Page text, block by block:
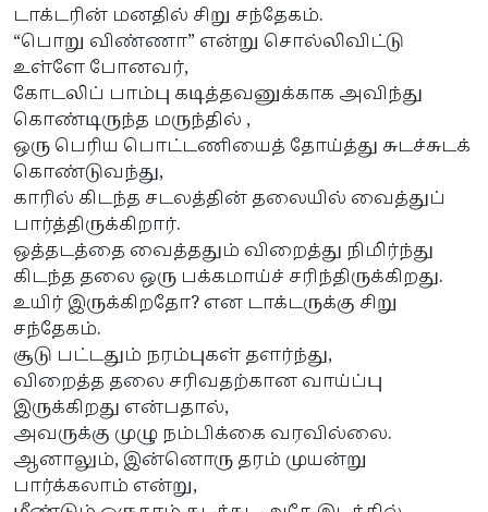
டாக்டரின் மனதில் சிறு சந்தேகம்.
“பொறு விண்ணா” என்று சொல்லிவிட்டு
உள்ளே போனவர்,
கோடலிப் பாம்பு கடித்தவனுக்காக அவிந்து
கொண்டிருந்த மருந்தில் ,
ஒரு பெரிய பொட்டணியைத் தோய்த்து சுடச்சுடக்
கொண்டுவந்து,
காரில் கிடந்த சடலத்தின் தலையில் வைத்துப்
பார்த்திருக்கிறார்.
ஒத்தடத்தை வைத்ததும் விறைத்து நிமிர்ந்து
கிடந்த தலை ஒரு பக்கமாய்ச் சரிந்திருக்கிறது.
உயிர் இருக்கிறதோ? என டாக்டருக்கு சிறு
சந்தேகம்.
சூடு பட்டதும் நரம்புகள் தளர்ந்து,
விறைத்த தலை சரிவதற்கான வாய்ப்பு
இருக்கிறது என்பதால்,
அவருக்கு முழு நம்பிக்கை வரவில்லை.
ஆனாலும், இன்னொரு தரம் முயன்று
பார்க்கலாம் என்று,